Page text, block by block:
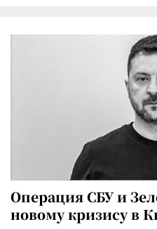
Операция СБУ и
новому кризису в